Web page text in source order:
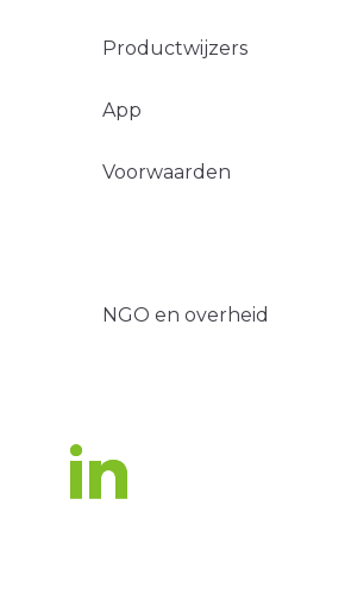
Productwijzers
App
Voorwaarden
NGO en overheid